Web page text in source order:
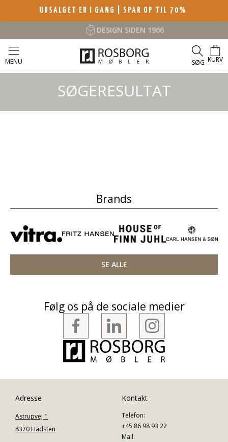
UDSALGET ER I GANG | SPAR OP TIL 70%
DESIGN SIDEN 1966
MENU SØG KURV
SØGERESULTAT
Brands
SE ALLE
Følg os på de sociale medier
Adresse
Astrupvej 1
8370 Hadsten
Kontakt
Telefon:
+45 86 98 93 22
Mail: